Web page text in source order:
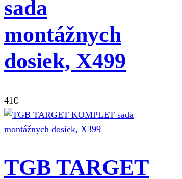
sada
montážnych
dosiek, X499
41€
TGB TARGET